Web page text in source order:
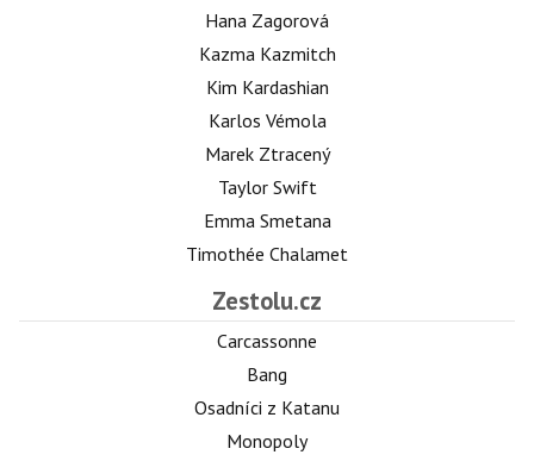
Hana Zagorová
Kazma Kazmitch
Kim Kardashian
Karlos Vémola
Marek Ztracený
Taylor Swift
Emma Smetana
Timothée Chalamet
Zestolu.cz
Carcassonne
Bang
Osadníci z Katanu
Monopoly